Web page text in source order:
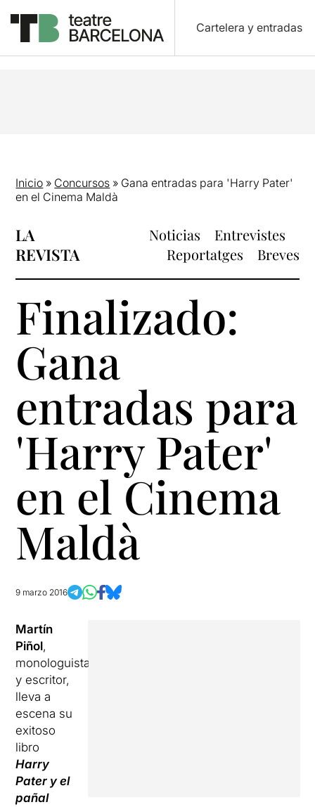
Cartelera y entradas
Inicio » Concursos » Gana entradas para 'Harry Pater'
en el Cinema Maldà
LA
REVISTA
Noticias
Entrevistes
Reportatges
Breves
Finalizado:
Gana
entradas para
'Harry Pater'
en el Cinema
Maldà
9 marzo 2016
Martín
Piñol,
monologuista
y escritor,
lleva a
escena su
exitoso
libro
Harry
Pater y el
pañal